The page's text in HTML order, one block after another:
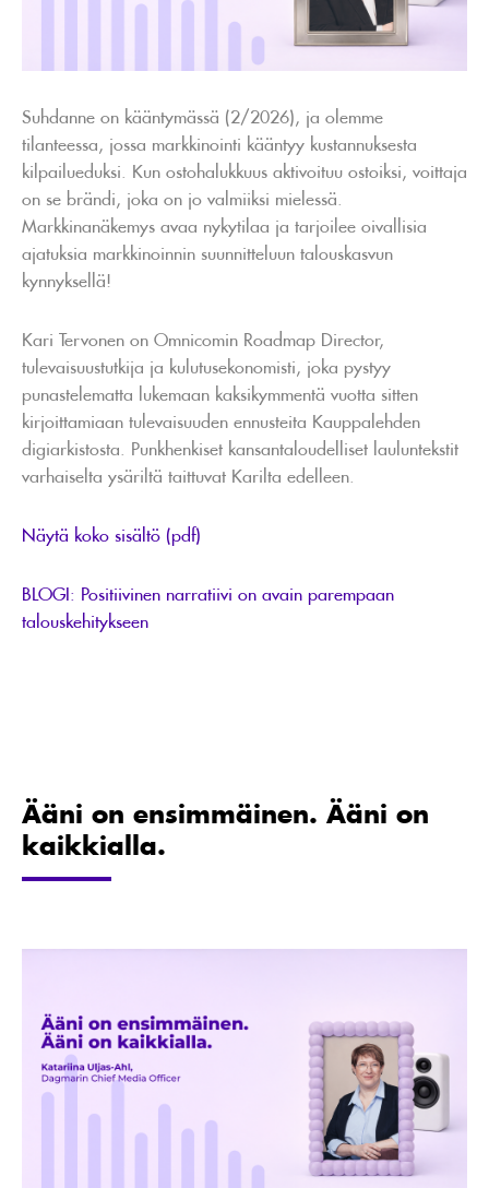
Suhdanne on kääntymässä (2/2026), ja olemme
tilanteessa, jossa markkinointi kääntyy kustannuksesta
kilpailueduksi. Kun ostohalukkuus aktivoituu ostoiksi, voittaja
on se brändi, joka on jo valmiiksi mielessä.
Markkinanäkemys avaa nykytilaa ja tarjoilee oivallisia
ajatuksia markkinoinnin suunnitteluun talouskasvun
kynnyksellä!
Kari Tervonen on Omnicomin Roadmap Director,
tulevaisuustutkija ja kulutusekonomisti, joka pystyy
punastelematta lukemaan kaksikymmentä vuotta sitten
kirjoittamiaan tulevaisuuden ennusteita Kauppalehden
digiarkistosta. Punkhenkiset kansantaloudelliset lauluntekstit
varhaiselta ysäriltä taittuvat Karilta edelleen.
Näytä koko sisältö (pdf)
BLOGI: Positiivinen narratiivi on avain parempaan
talouskehitykseen
Ääni on ensimmäinen. Ääni on
kaikkialla.